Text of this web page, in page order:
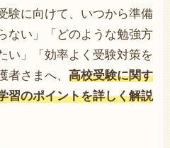
験に向けて、いつから準備
ない」「どのような勉強方
い」「効率よく受験対策を
者さまへ、 高校受験に関す
習のポイントを詳しく解説